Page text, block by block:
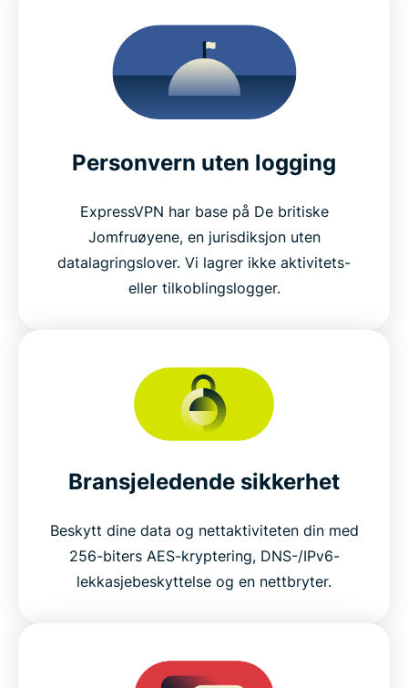
Personvern uten logging
ExpressVPN har base på De britiske
Jomfruøyene, en jurisdiksjon uten
datalagringslover. Vi lagrer ikke aktivitets-
eller tilkoblingslogger.
Bransjeledende sikkerhet
Beskytt dine data og nettaktiviteten din med
256-biters AES-kryptering, DNS-/IPv6-
lekkasjebeskyttelse og en nettbryter.